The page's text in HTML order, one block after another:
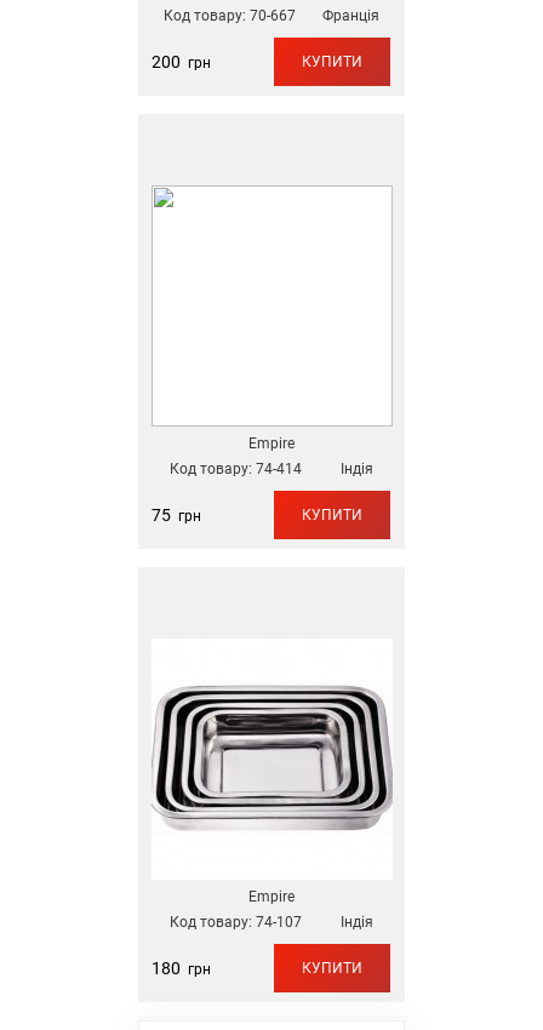
Код товару: 70-667 Франція
200 грн КУПИТИ
Empire
Код товару: 74-414 Індія
75грн КУПИТИ
Empire
Код товару: 74-107 Індія
180 грн КУПИТИ